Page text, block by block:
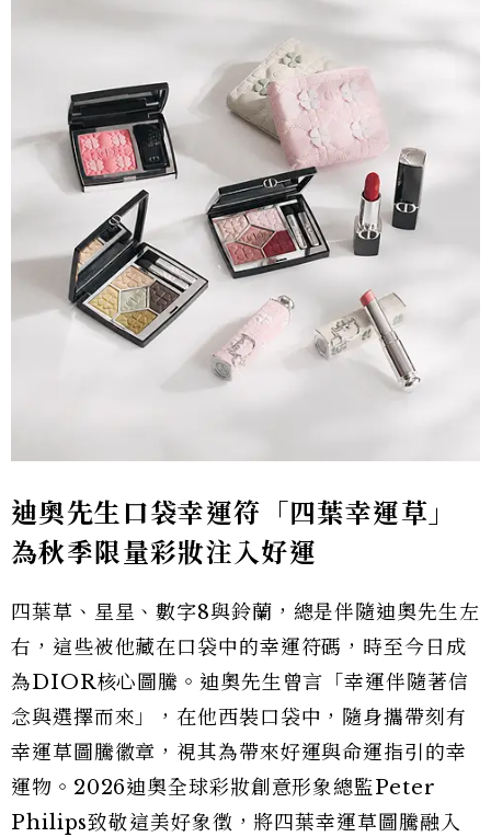
迪奧先生口袋幸運符「四葉幸運草」
為秋季限量彩妝注入好運
四葉草、星星、數字8與鈴蘭，總是伴隨迪奧先生左
右，這些被他藏在口袋中的幸運符碼，時至今日成
為DIOR核心圖騰。迪奧先生曾言「幸運伴隨著信
念與選擇而來」，在他西裝口袋中，隨身攜帶刻有
幸運草圖騰徽章，視其為帶來好運與命運指引的幸
運物。2026迪奧全球彩妝創意形象總監Peter
Philips致敬這美好象徵，將四葉幸運草圖騰融入